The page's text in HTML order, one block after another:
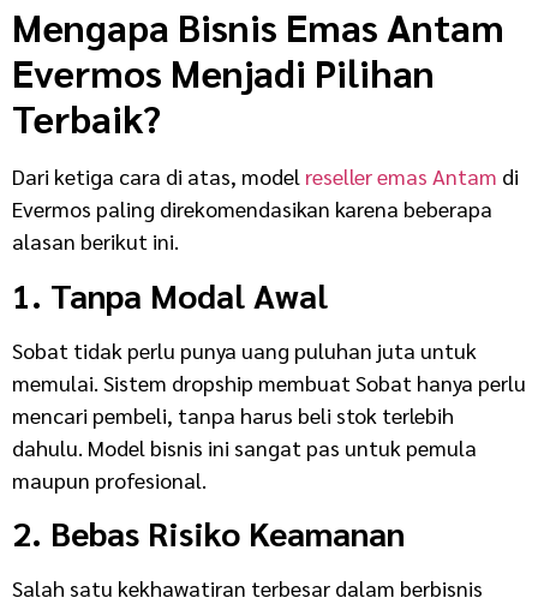
Mengapa Bisnis Emas Antam
Evermos Menjadi Pilihan
Terbaik?
Dari ketiga cara di atas, model reseller emas Antam di
Evermos paling direkomendasikan karena beberapa
alasan berikut ini.
1. Tanpa Modal Awal
Sobat tidak perlu punya uang puluhan juta untuk
memulai. Sistem dropship membuat Sobat hanya perlu
mencari pembeli, tanpa harus beli stok terlebih
dahulu. Model bisnis ini sangat pas untuk pemula
maupun profesional.
2. Bebas Risiko Keamanan
Salah satu kekhawatiran terbesar dalam berbisnis